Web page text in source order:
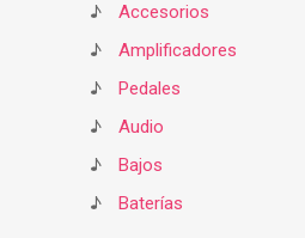
♪
Accesorios
♪
Amplificadores
♪
Pedales
♪
Audio
♪
Bajos
♪
Baterías